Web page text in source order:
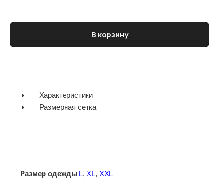
Количество товара Поло мужское COSTUMEIN
В корзину
Характеристики
Размерная сетка
Размер одежды L, XL, XXL